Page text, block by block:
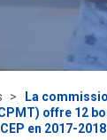
La
offre 12
en 2017-2018